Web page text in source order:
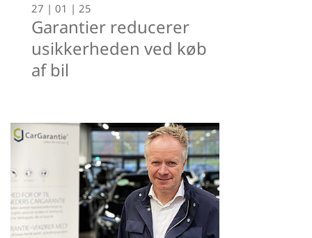
27 | 01 | 25
Garantier reducerer
usikkerheden ved køb
af bil